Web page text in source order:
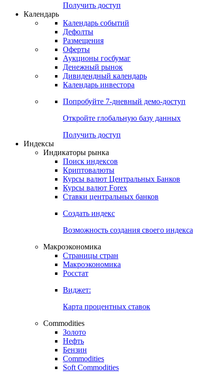
Получить доступ
Календарь
Календарь событий
Дефолты
Размещения
Оферты
Аукционы госбумаг
Денежный рынок
Дивидендный календарь
Календарь инвестора
Попробуйте 7-дневный демо-доступ
Откройте глобальную базу данных
Получить доступ
Индексы
Индикаторы рынка
Поиск индексов
Криптовалюты
Курсы валют Центральных Банков
Курсы валют Forex
Ставки центральных банков
Создать индекс
Возможность создания своего индекса
Макроэкономика
Страницы стран
Макроэкономика
Росстат
Виджет:
Карта процентных ставок
Commodities
Золото
Нефть
Бензин
Commodities
Soft Commodities